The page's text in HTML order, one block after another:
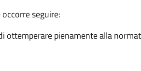
seguire:
ottemperare pienamente alla